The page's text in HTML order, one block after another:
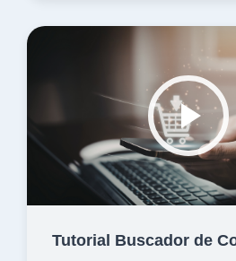
Tutorial Buscador de